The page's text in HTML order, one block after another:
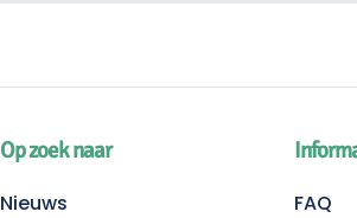
Op zoek naar
Nieuws
FAQ